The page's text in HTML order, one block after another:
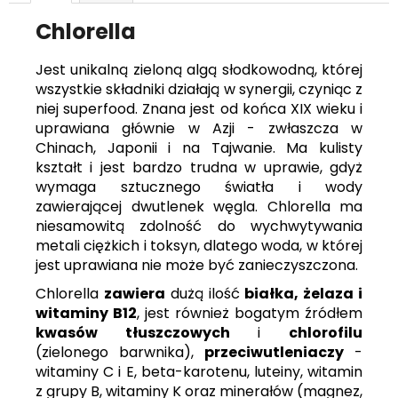
Chlorella
Jest unikalną zieloną algą słodkowodną, której
wszystkie składniki działają w synergii, czyniąc z
niej superfood. Znana jest od końca XIX wieku i
uprawiana głównie w Azji - zwłaszcza w
Chinach, Japonii i na Tajwanie. Ma kulisty
kształt i jest bardzo trudna w uprawie, gdyż
wymaga sztucznego światła i wody
zawierającej dwutlenek węgla. Chlorella ma
niesamowitą zdolność do wychwytywania
metali ciężkich i toksyn, dlatego woda, w której
jest uprawiana nie może być zanieczyszczona.
Chlorella zawiera dużą ilość białka, żelaza i
witaminy B12, jest również bogatym źródłem
kwasów tłuszczowych i chlorofilu
(zielonego barwnika), przeciwutleniaczy -
witaminy C i E, beta-karotenu, luteiny, witamin
z grupy B, witaminy K oraz minerałów (magnez,